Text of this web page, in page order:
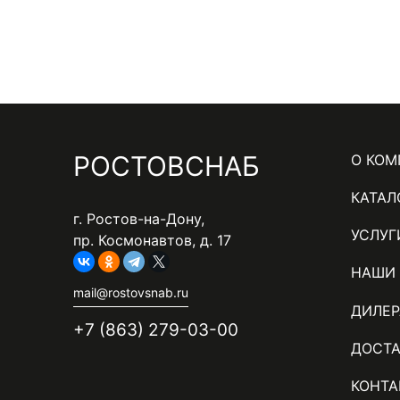
м
р
а
и
я
с
т
р
РОСТОВСНАБ
г. Ростов-на-Дону,
пр. Космонавтов, д. 17
mail@rostovsnab.ru
+7 (863) 279-03-00
Н
и
ж
н
и
й
О
НАШИ